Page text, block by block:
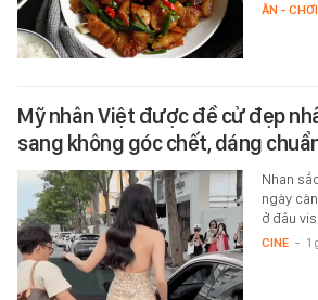
ĂN -
Mỹ nhân Việt được đề cử đẹp
sang không góc chết, dáng
Nhan
ngày
ở đâu
CINE - 1